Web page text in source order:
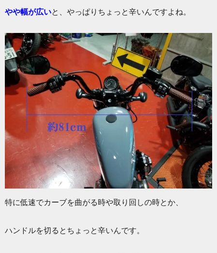
やや幅が広いと、やっぱりちょっと辛いんですよね。
特に低速でカーブを曲がる時や取り回しの時とか、
ハンドルを切るとちょっと辛いんです。